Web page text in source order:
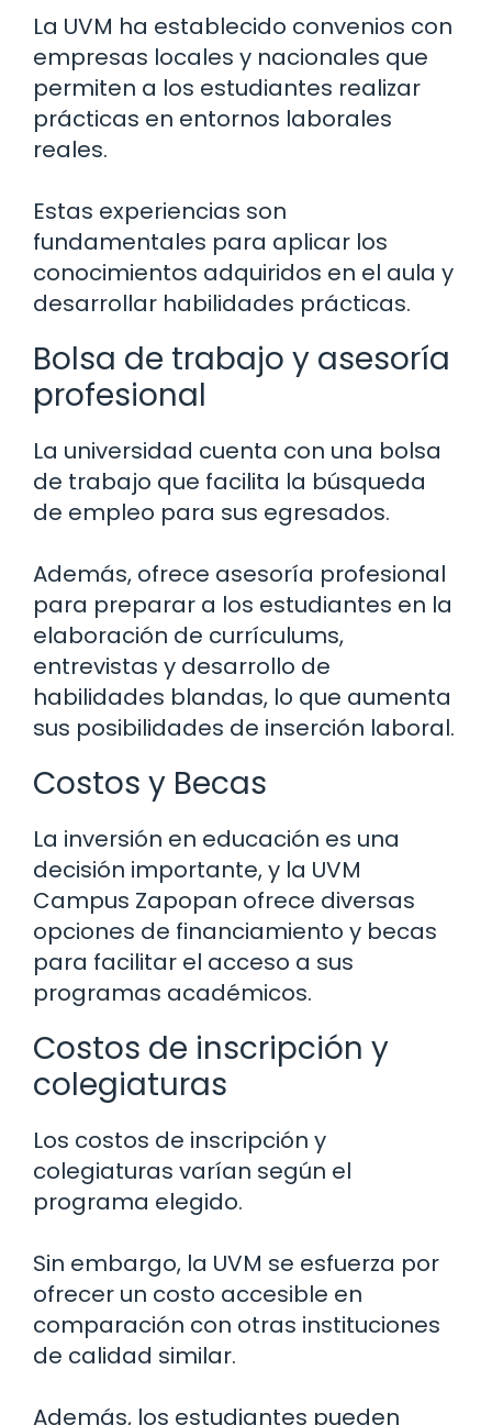
La UVM ha establecido convenios con
empresas locales y nacionales que
permiten a los estudiantes realizar
prácticas en entornos laborales
reales.
Estas experiencias son
fundamentales para aplicar los
conocimientos adquiridos en el aula y
desarrollar habilidades prácticas.
Bolsa de trabajo y asesoría
profesional
La universidad cuenta con una bolsa
de trabajo que facilita la búsqueda
de empleo para sus egresados.
Además, ofrece asesoría profesional
para preparar a los estudiantes en la
elaboración de currículums,
entrevistas y desarrollo de
habilidades blandas, lo que aumenta
sus posibilidades de inserción laboral.
Costos y Becas
La inversión en educación es una
decisión importante, y la UVM
Campus Zapopan ofrece diversas
opciones de financiamiento y becas
para facilitar el acceso a sus
programas académicos.
Costos de inscripción y
colegiaturas
Los costos de inscripción y
colegiaturas varían según el
programa elegido.
Sin embargo, la UVM se esfuerza por
ofrecer un costo accesible en
comparación con otras instituciones
de calidad similar.
Además, los estudiantes pueden